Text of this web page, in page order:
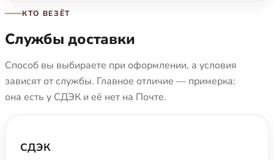
КТО ВЕЗЁТ
Службы доставки
Способ вы выбираете при оформлении, а условия
зависят от службы. Главное отличие — примерка:
она есть у СДЭК и её нет на Почте.
СДЭК